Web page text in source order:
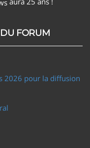
FORUM
2026 pour la diffusion